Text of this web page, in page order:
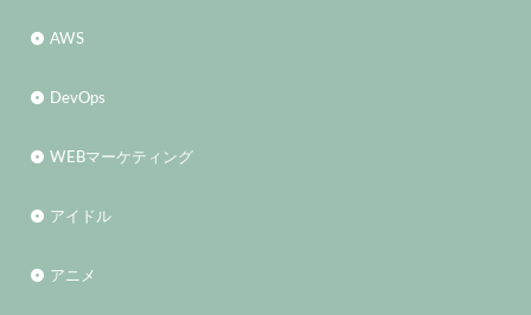
AWS
DevOps
WEBマーケティング
アイドル
アニメ